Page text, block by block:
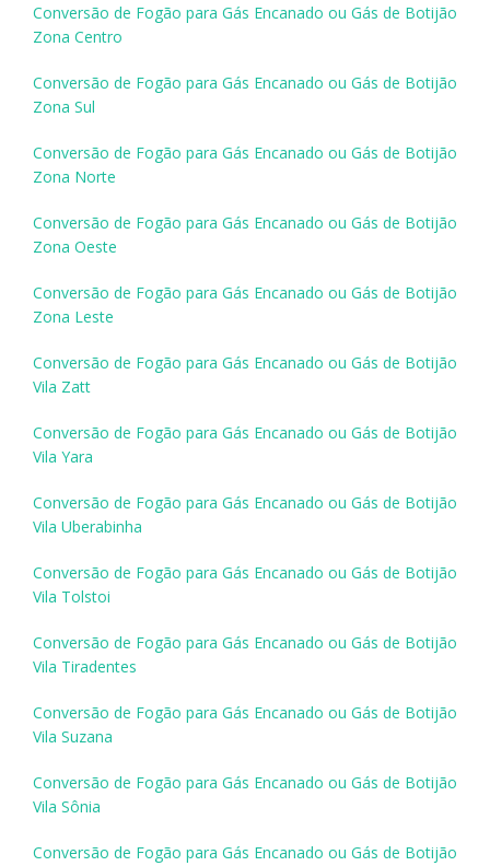
Conversão de Fogão para Gás Encanado ou Gás de Botijão
Zona Centro
Conversão de Fogão para Gás Encanado ou Gás de Botijão
Zona Sul
Conversão de Fogão para Gás Encanado ou Gás de Botijão
Zona Norte
Conversão de Fogão para Gás Encanado ou Gás de Botijão
Zona Oeste
Conversão de Fogão para Gás Encanado ou Gás de Botijão
Zona Leste
Conversão de Fogão para Gás Encanado ou Gás de Botijão
Vila Zatt
Conversão de Fogão para Gás Encanado ou Gás de Botijão
Vila Yara
Conversão de Fogão para Gás Encanado ou Gás de Botijão
Vila Uberabinha
Conversão de Fogão para Gás Encanado ou Gás de Botijão
Vila Tolstoi
Conversão de Fogão para Gás Encanado ou Gás de Botijão
Vila Tiradentes
Conversão de Fogão para Gás Encanado ou Gás de Botijão
Vila Suzana
Conversão de Fogão para Gás Encanado ou Gás de Botijão
Vila Sônia
Conversão de Fogão para Gás Encanado ou Gás de Botijão